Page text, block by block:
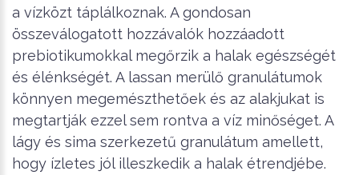
a vízközt táplálkoznak. A gondosan
összeválogatott hozzávalók hozzáadott
prebiotikumokkal megőrzik a halak egészségét
és élénkségét. A lassan merülő granulátumok
könnyen megemészthetőek és az alakjukat is
megtartják ezzel sem rontva a víz minőséget. A
lágy és sima szerkezetű granulátum amellett,
hogy ízletes jól illeszkedik a halak étrendjébe.